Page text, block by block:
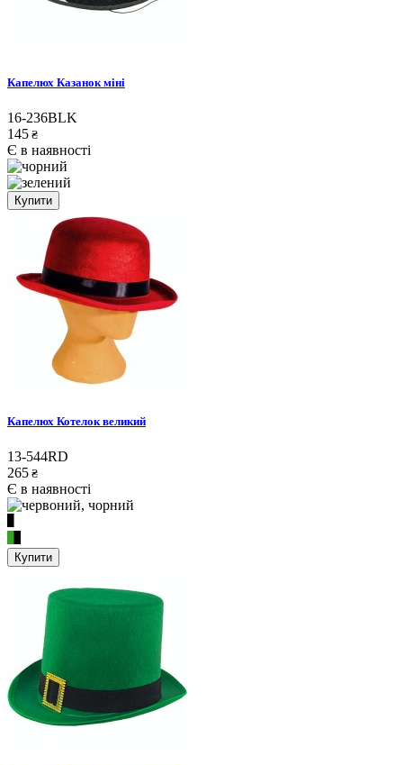
Капелюх Казанок міні
16-236BLK
145 ₴
Є в наявності
Купити
Капелюх Котелок великий
13-544RD
265 ₴
Є в наявності
Купити